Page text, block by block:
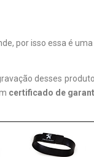
por isso essa é
desses
certificado de